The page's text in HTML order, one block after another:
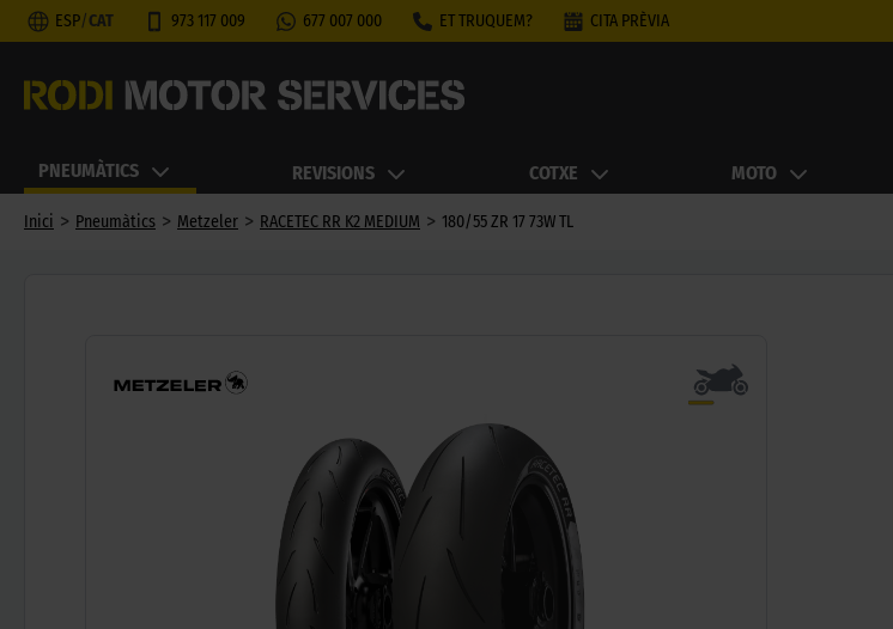
ESP/CAT 973 117 009 677 007 000 ET TRUQUEM? CITA PRÈVIA
PNEUMÀTICS REVISIONS COTXE MOTO
Inici > Pneumàtics > Metzeler > RACETEC RR K2 MEDIUM > 180/55 ZR 17 73W TL